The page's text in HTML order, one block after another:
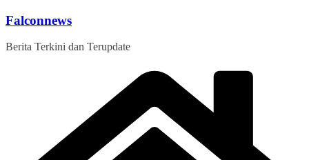
Skip
content
Falconnews
Berita Terkini dan Terupdate